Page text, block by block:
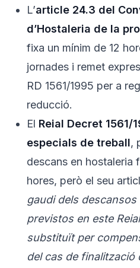
L’article 24.3 del
d’Hostaleria de la
fixa un mínim de 12
jornades i remet
RD 1561/1995 per a
reducció.
El Reial Decret 1561/
especials de treball,
descans en hostaleria
hores, però el seu
gaudi dels
previstos en este
substituït per
del cas de finalització